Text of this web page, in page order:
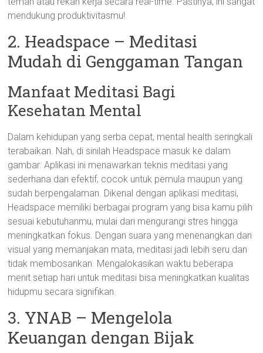
mendukung produktivitasmu!
2. Headspace – Meditasi
Mudah di Genggaman Tangan
Manfaat Meditasi Bagi
Kesehatan Mental
Dalam kehidupan yang serba cepat, mental health seringkali
terabaikan. Nah, di sinilah Headspace masuk ke dalam
gambar. Aplikasi ini menawarkan teknis meditasi yang
sederhana dan efektif, cocok untuk pemula maupun yang
sudah berpengalaman. Dikenal dengan aplikasi meditasi,
Headspace memiliki berbagai program yang bisa kamu pilih
sesuai kebutuhanmu, mulai dari mengurangi stres hingga
meningkatkan fokus. Dengan suara yang menenangkan dan
visual yang memanjakan mata, meditasi jadi lebih seru dan
tidak membosankan. Mengalokasikan waktu beberapa
menit setiap hari untuk meditasi bisa meningkatkan kualitas
hidupmu secara signifikan.
3. YNAB – Mengelola
Keuangan dengan Bijak